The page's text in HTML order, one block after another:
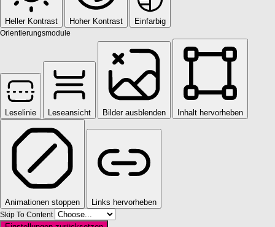
Heller Kontrast Hoher Kontrast Einfarbig
Orientierungsmodule
Leselinie Leseansicht Bilder ausblenden Inhalt hervorheben
Animationen stoppen Links hervorheben
Skip To Content